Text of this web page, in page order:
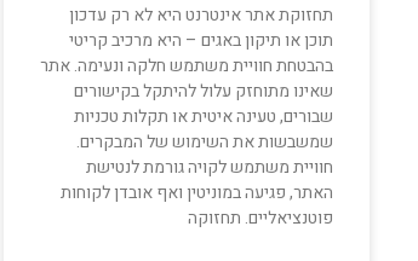
תחזוקת אתר אינטרנט היא לא רק עדכון
תוכן או תיקון באגים – היא מרכיב קריטי
בהבטחת חוויית משתמש חלקה ונעימה. אתר
שאינו מתוחזק עלול להיתקל בקישורים
שבורים, טעינה איטית או תקלות טכניות
שמשבשות את השימוש של המבקרים.
חוויית משתמש לקויה גורמת לנטישת
האתר, פגיעה במוניטין ואף אובדן לקוחות
פוטנציאליים. תחזוקה